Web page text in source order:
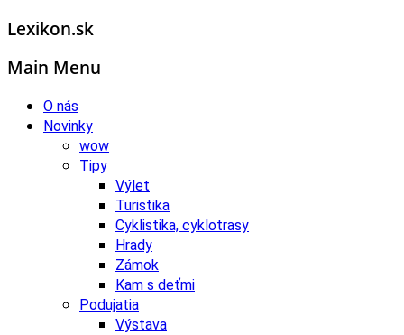
Lexikon.sk
Main Menu
O nás
Novinky
wow
Tipy
Výlet
Turistika
Cyklistika, cyklotrasy
Hrady
Zámok
Kam s deťmi
Podujatia
Výstava